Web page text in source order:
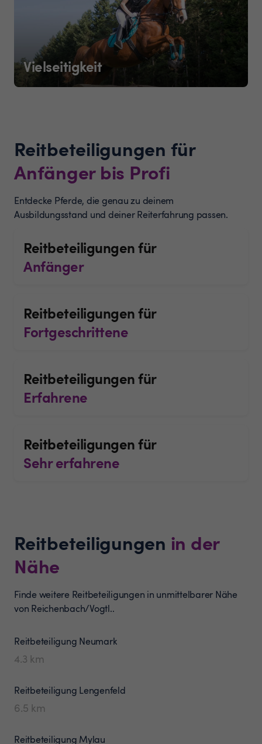
Vielseitigkeit
Reitbeteiligungen für
Anfänger bis Profi
Entdecke Pferde, die genau zu deinem
Ausbildungsstand und deiner Reiterfahrung passen.
Reitbeteiligungen für
Anfänger
Reitbeteiligungen für
Fortgeschrittene
Reitbeteiligungen für
Erfahrene
Reitbeteiligungen für
Sehr erfahrene
Reitbeteiligungen in der
Nähe
Finde weitere Reitbeteiligungen in unmittelbarer Nähe
von Reichenbach/Vogtl..
Reitbeteiligung Neumark
4.3 km
Reitbeteiligung Lengenfeld
6.5 km
Reitbeteiligung Mylau